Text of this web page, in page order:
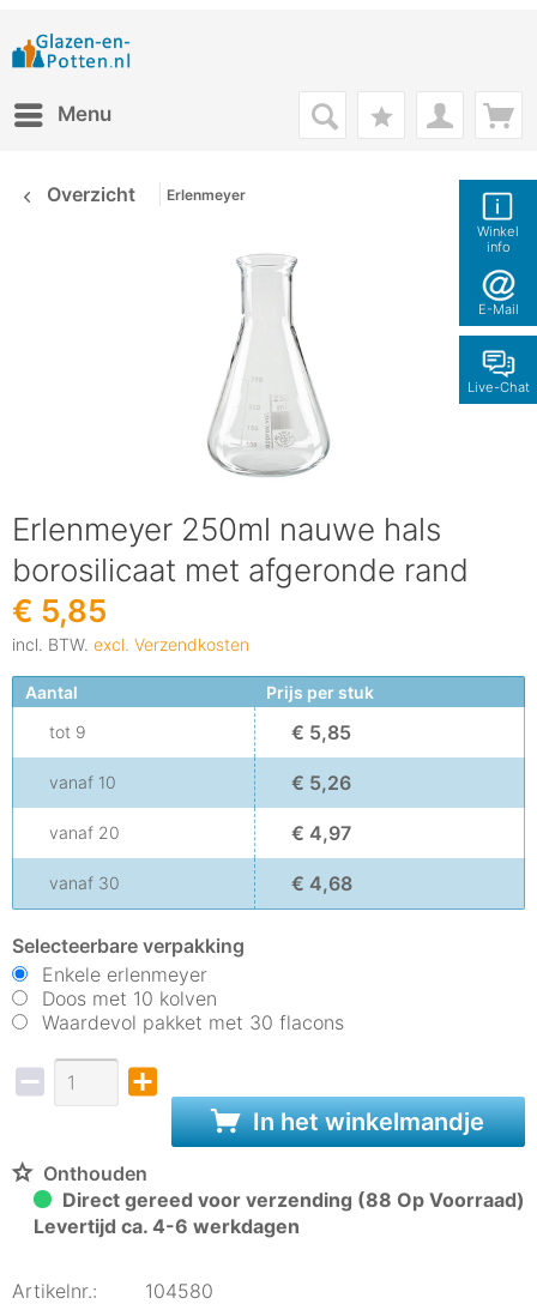
Winkel
info
E-Mail
Live-Chat
Menu
Overzicht Erlenmeyer
Erlenmeyer 250ml nauwe hals
borosilicaat met afgeronde rand
€ 5,85
incl. BTW. excl. Verzendkosten
Aantal
Prijs per stuk
tot 9 € 5,85
vanaf 10 € 5,26
vanaf 20 € 4,97
vanaf 30 € 4,68
Selecteerbare verpakking
Enkele erlenmeyer
Doos met 10 kolven
Waardevol pakket met 30 flacons
In het winkelmandje
Onthouden
Direct gereed voor verzending (88 Op Voorraad)
Levertijd ca. 4-6 werkdagen
Artikelnr.:
104580